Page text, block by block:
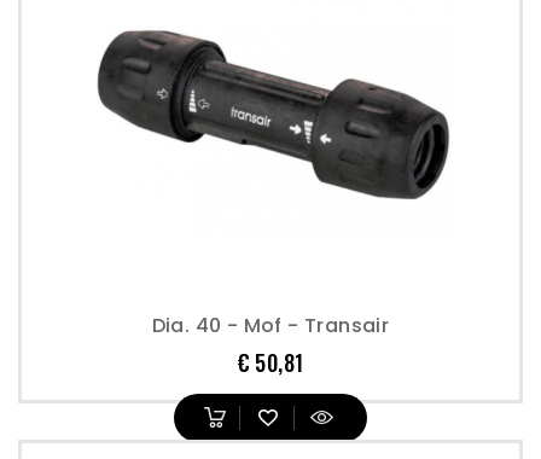
Dia. 40 - Mof - Transair
€ 50,81